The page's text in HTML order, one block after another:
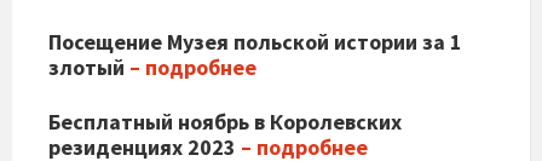
Посещение Музея польской истории за 1
злотый – подробнее
Бесплатный ноябрь в Королевских
резиденциях 2023 – подробнее